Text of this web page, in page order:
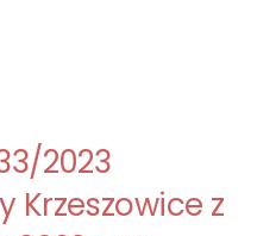
2023
Krzeszowice z